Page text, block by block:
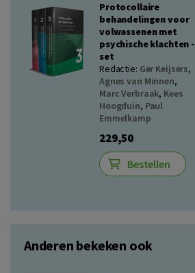
Protocollaire
behandelingen voor
volwassenen met
psychische klachten -
set
Redactie: Ger Keijsers,
Agnes van Minnen,
Marc Verbraak, Kees
Hoogduin, Paul
Emmelkamp
229,50
Bestellen
Anderen bekeken ook